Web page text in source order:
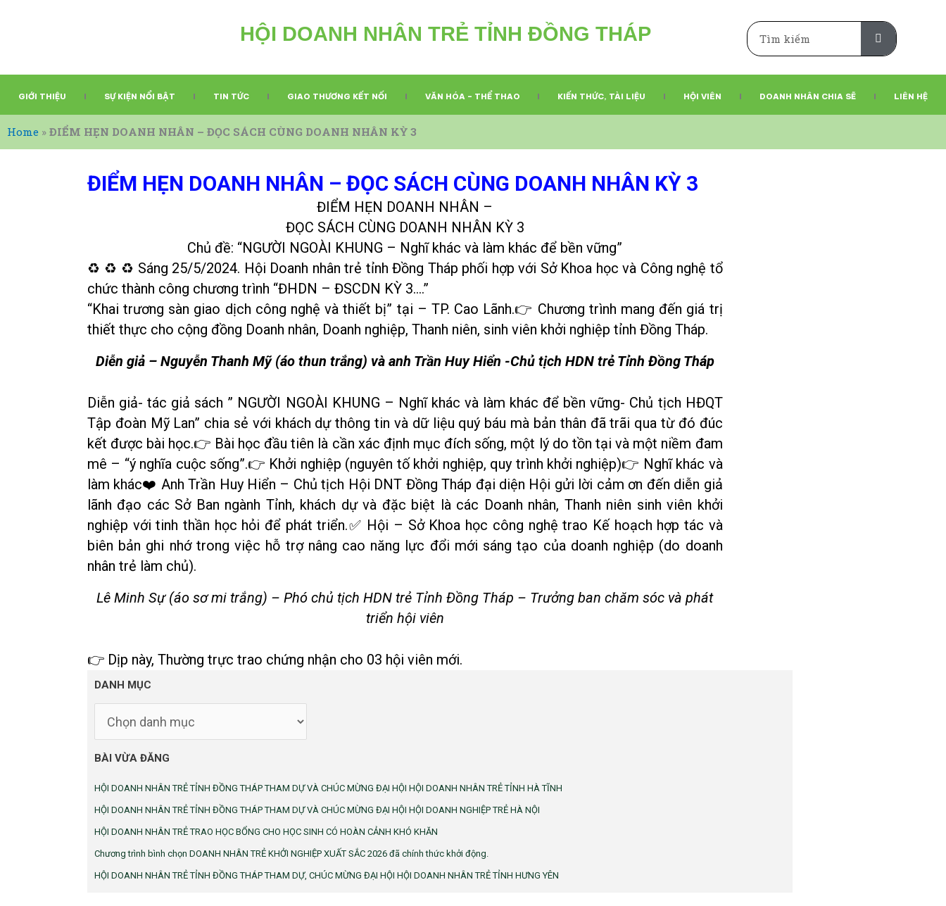
HỘI DOANH NHÂN TRẺ TỈNH ĐỒNG THÁP Search
GIỚI THIỆU SỰ KIỆN NỔI BẬT TIN TỨC GIAO THƯƠNG KẾT NỐI VĂN HÓA – THỂ THAO KIẾN THỨC, TÀI LIỆU HỘI VIÊN DOANH NHÂN CHIA SẼ LIÊN HỆ
Home » ĐIỂM HẸN DOANH NHÂN – ĐỌC SÁCH CÙNG DOANH NHÂN KỲ 3
ĐIỂM HẸN DOANH NHÂN – ĐỌC SÁCH CÙNG DOANH NHÂN KỲ 3
ĐIỂM HẸN DOANH NHÂN –
ĐỌC SÁCH CÙNG DOANH NHÂN KỲ 3
Chủ đề: “NGƯỜI NGOÀI KHUNG – Nghĩ khác và làm khác để bền vững”
♻ ♻ ♻ Sáng 25/5/2024. Hội Doanh nhân trẻ tỉnh Đồng Tháp phối hợp với Sở Khoa học và Công nghệ tổ
chức thành công chương trình “ĐHDN – ĐSCDN KỲ 3….”
“Khai trương sàn giao dịch công nghệ và thiết bị” tại – TP. Cao Lãnh.👉️ Chương trình mang đến giá trị
thiết thực cho cộng đồng Doanh nhân, Doanh nghiệp, Thanh niên, sinh viên khởi nghiệp tỉnh Đồng Tháp.
Diễn giả – Nguyễn Thanh Mỹ (áo thun trắng) và anh Trần Huy Hiển -Chủ tịch HDN trẻ Tỉnh Đồng Tháp
Diễn giả- tác giả sách ” NGƯỜI NGOÀI KHUNG – Nghĩ khác và làm khác để bền vững- Chủ tịch HĐQT
Tập đoàn Mỹ Lan” chia sẻ với khách dự thông tin và dữ liệu quý báu mà bản thân đã trãi qua từ đó đúc
kết được bài học.👉️ Bài học đầu tiên là cần xác định mục đích sống, một lý do tồn tại và một niềm đam
mê – “ý nghĩa cuộc sống”.👉️ Khởi nghiệp (nguyên tố khởi nghiệp, quy trình khởi nghiệp)👉️ Nghĩ khác và
làm khác❤️ Anh Trần Huy Hiển – Chủ tịch Hội DNT Đồng Tháp đại diện Hội gửi lời cảm ơn đến diễn giả
lãnh đạo các Sở Ban ngành Tỉnh, khách dự và đặc biệt là các Doanh nhân, Thanh niên sinh viên khởi
nghiệp với tinh thần học hỏi để phát triển.✅ Hội – Sở Khoa học công nghệ trao Kế hoạch hợp tác và
biên bản ghi nhớ trong việc hỗ trợ nâng cao năng lực đổi mới sáng tạo của doanh nghiệp (do doanh
nhân trẻ làm chủ).
Lê Minh Sự (áo sơ mi trắng) – Phó chủ tịch HDN trẻ Tỉnh Đồng Tháp – Trưởng ban chăm sóc và phát
triển hội viên
👉 Dịp này, Thường trực trao chứng nhận cho 03 hội viên mới.
DANH MỤC
DANH
MỤC
BÀI VỪA ĐĂNG
HỘI DOANH NHÂN TRẺ TỈNH ĐỒNG THÁP THAM DỰ VÀ CHÚC MỪNG ĐẠI HỘI HỘI DOANH NHÂN TRẺ TỈNH HÀ TĨNH
HỘI DOANH NHÂN TRẺ TỈNH ĐỒNG THÁP THAM DỰ VÀ CHÚC MỪNG ĐẠI HỘI HỘI DOANH NGHIỆP TRẺ HÀ NỘI
HỘI DOANH NHÂN TRẺ TRAO HỌC BỔNG CHO HỌC SINH CÓ HOÀN CẢNH KHÓ KHĂN
Chương trình bình chọn DOANH NHÂN TRẺ KHỞI NGHIỆP XUẤT SẮC 2026 đã chính thức khởi động.
HỘI DOANH NHÂN TRẺ TỈNH ĐỒNG THÁP THAM DỰ, CHÚC MỪNG ĐẠI HỘI HỘI DOANH NHÂN TRẺ TỈNH HƯNG YÊN